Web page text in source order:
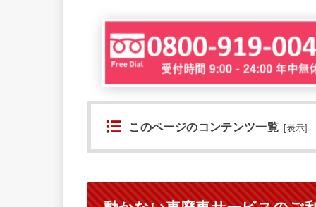
このページのコンテンツ一覧 [表示]